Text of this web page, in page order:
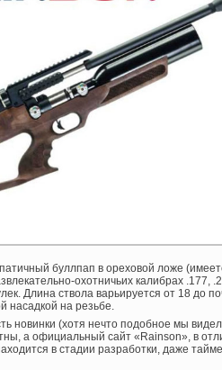
буллпап в ореховой ложе
охотничьих калибрах .177,
Длина ствола варьируется от 18 до
насадкой на резьбе.
новинки (хотя нечто подобное мы
а официальный сайт «Rainson», в
в стадии разработки, даже